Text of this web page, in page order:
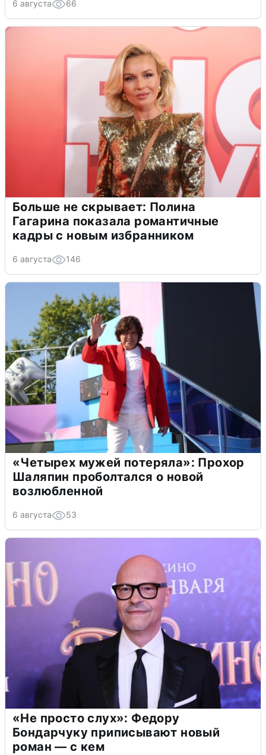
6 августа 66
Больше не скрывает: Полина
Гагарина показала романтичные
кадры с новым избранником
6 августа 146
«Четырех мужей потеряла»: Прохор
Шаляпин проболтался о новой
возлюбленной
6 августа 53
«Не просто слух»: Федору
Бондарчуку приписывают новый
роман — с кем